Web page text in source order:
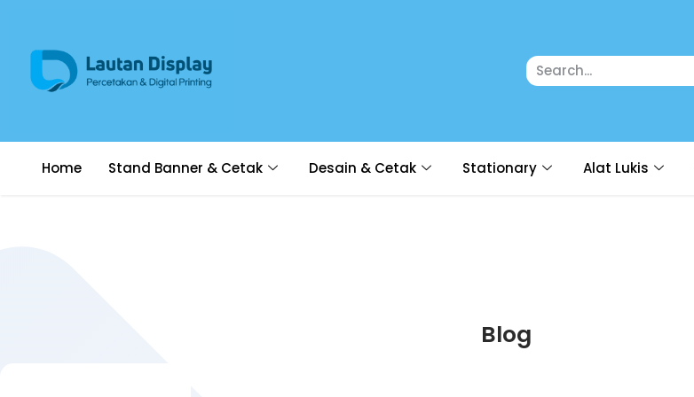
Home Stand Banner & Cetak Desain & Cetak Stationary Alat Lukis
Blog